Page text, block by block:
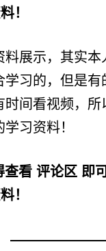
！
料展示，其实
学习的，但是
时间看视频，
习资料！
看 评论区 即
！